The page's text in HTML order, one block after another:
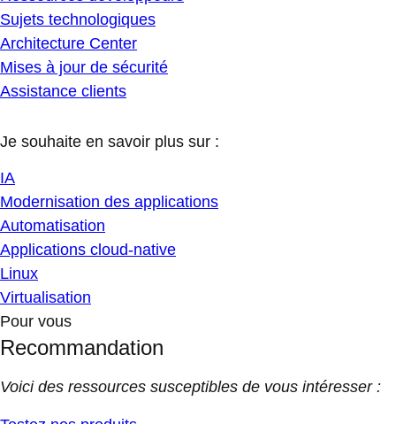
Sujets technologiques
Architecture Center
Mises à jour de sécurité
Assistance clients
Je souhaite en savoir plus sur :
IA
Modernisation des applications
Automatisation
Applications cloud-native
Linux
Virtualisation
Pour vous
Recommandation
Voici des ressources susceptibles de vous intéresser :